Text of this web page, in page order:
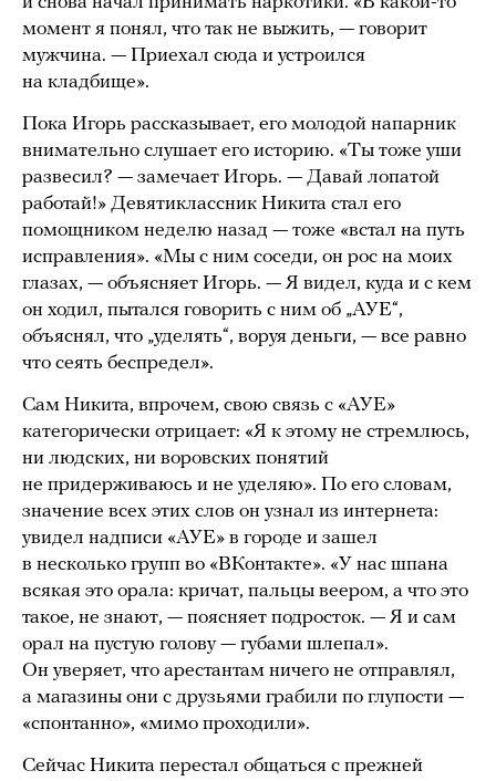
момент я понял, что так не выжить, — говорит
мужчина. — Приехал сюда и устроился
на кладбище».
Пока Игорь рассказывает, его молодой напарник
внимательно слушает его историю. «Ты тоже уши
развесил? — замечает Игорь. — Давай лопатой
работай!» Девятиклассник Никита стал его
помощником неделю назад — тоже «встал на путь
исправления». «Мы с ним соседи, он рос на моих
глазах, — объясняет Игорь. — Я видел, куда и с кем
он ходил, пытался говорить с ним об „АУЕ“,
объяснял, что „уделять“, воруя деньги, — все равно
что сеять беспредел».
Сам Никита, впрочем, свою связь с «АУЕ»
категорически отрицает: «Я к этому не стремлюсь,
ни людских, ни воровских понятий
не придерживаюсь и не уделяю». По его словам,
значение всех этих слов он узнал из интернета:
увидел надписи «АУЕ» в городе и зашел
в несколько групп во «ВКонтакте». «У нас шпана
всякая это орала: кричат, пальцы веером, а что это
такое, не знают, — поясняет подросток. — Я и сам
орал на пустую голову — губами шлепал».
Он уверяет, что арестантам ничего не отправлял,
а магазины они с друзьями грабили по глупости —
«спонтанно», «мимо проходили».
Сейчас Никита перестал общаться с прежней